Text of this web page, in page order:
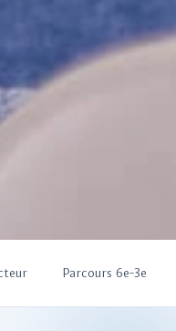
Parcours 6e-3e